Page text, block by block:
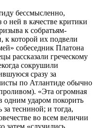
бессмысленно,
ней в качестве критики
к собратьям-
к которой их подвели
собеседник Платона
рассказали греческому
сокрушили
сразу за
по Атлантиде обычно
«Эта огромная
одним ударом покорить
тесниной; и тогда,
во всем величии
затем «случились